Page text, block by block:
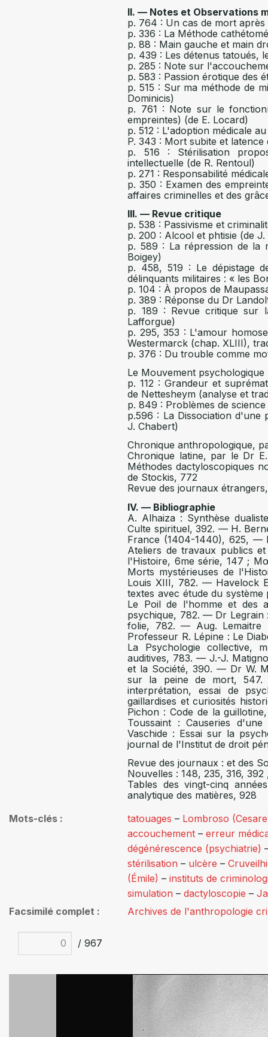
II. — Notes et Observations
p. 764 : Un cas de mort
p. 336 : La Méthode
p. 88 : Main gauche et main
p. 439 : Les détenus tatoués,
p. 285 : Note sur
p. 583 : Passion érotique des
p. 515 : Sur ma méthode de
Dominicis)
p. 761 : Note sur le
empreintes) (de E. Locard)
p. 512 : L'adoption médicale
P. 343 : Mort subite et
p. 516 : Stérilisation
intellectuelle (de R. Rentoul)
p. 271 : Responsabilité
p. 350 : Examen des
affaires criminelles et des
III. — Revue critique
p. 538 : Passivisme et
p. 200 : Alcool et phtisie (de
p. 589 : La répression de la
Boigey)
p. 458, 519 : Le dépistage
délinquants militaires : « les
p. 104 : À propos de
p. 389 : Réponse du Dr
p. 189 : Revue critique sur
Lafforgue)
p. 295, 353 : L'amour
Westermarck (chap. XLIII),
p. 376 : Du trouble comme
Le Mouvement psychologique
p. 112 : Grandeur et
de Nettesheym (analyse et
p. 849 : Problèmes de
p.596 : La Dissociation d'une
J. Chabert)
Chronique anthropologique,
Chronique latine, par le Dr
Méthodes dactyloscopiques
de Stockis, 772
Revue des journaux
IV. — Bibliographie
A. Alhaiza : Synthèse
Culte spirituel, 392. — H.
France (1404-1440), 625, —
Ateliers de travaux publics
l'Histoire, 6me série, 147 ;
Morts mystérieuses de
Louis XIII, 782. — Havelock
textes avec étude du
Le Poil de l'homme et des
psychique, 782. — Dr Legrain
folie, 782. — Aug. Lemaitre
Professeur R. Lépine : Le
La Psychologie collective,
auditives, 783. — J.-J.
et la Société, 390. — Dr W.
sur la peine de mort,
interprétation, essai de
gaillardises et curiosités
Pichon : Code de la
Toussaint : Causeries
Vaschide : Essai sur la
journal de l'Institut de droit
Revue des journaux : et des
Nouvelles : 148, 235, 316,
Tables des vingt-cinq
analytique des matières, 928
Mots-clés
tatouages – Lombroso
accouchement –erreur
dégénérescence (psychiatrie)
stérilisation – ulcère –
(Émile) –instituts de
simulation –dactyloscopie –
Facsimilé complet
Archives de l'anthropologie
/ 967